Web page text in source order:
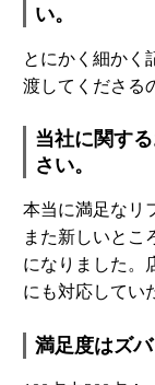
い。
とにかく細かく
渡してくださる
当社に関す
さい。
本当に満足なリ
また新しいとこ
になりました。
にも対応してい
満足度はズ